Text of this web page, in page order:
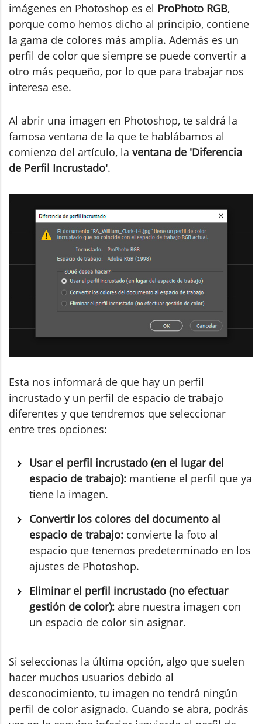
imágenes en Photoshop es el ProPhoto RGB,
porque como hemos dicho al principio, contiene
la gama de colores más amplia. Además es un
perfil de color que siempre se puede convertir a
otro más pequeño, por lo que para trabajar nos
interesa ese.
Al abrir una imagen en Photoshop, te saldrá la
famosa ventana de la que te hablábamos al
comienzo del artículo, la ventana de 'Diferencia
de Perfil Incrustado'.
Esta nos informará de que hay un perfil
incrustado y un perfil de espacio de trabajo
diferentes y que tendremos que seleccionar
entre tres opciones:
Usar el perfil incrustado (en el lugar del
espacio de trabajo): mantiene el perfil que ya
tiene la imagen.
Convertir los colores del documento al
espacio de trabajo: convierte la foto al
espacio que tenemos predeterminado en los
ajustes de Photoshop.
Eliminar el perfil incrustado (no efectuar
gestión de color): abre nuestra imagen con
un espacio de color sin asignar.
Si seleccionas la última opción, algo que suelen
hacer muchos usuarios debido al
desconocimiento, tu imagen no tendrá ningún
perfil de color asignado. Cuando se abra, podrás